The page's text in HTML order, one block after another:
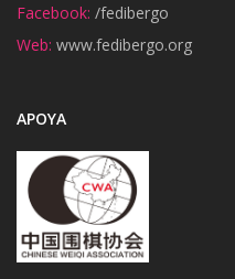
Facebook: /fedibergo
Web: www.fedibergo.org
APOYA